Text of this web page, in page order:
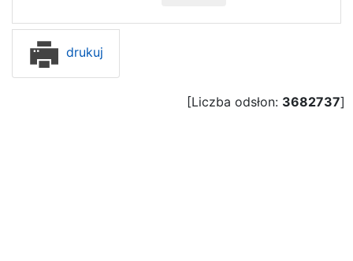
drukuj
[Liczba odsłon: 3682737]